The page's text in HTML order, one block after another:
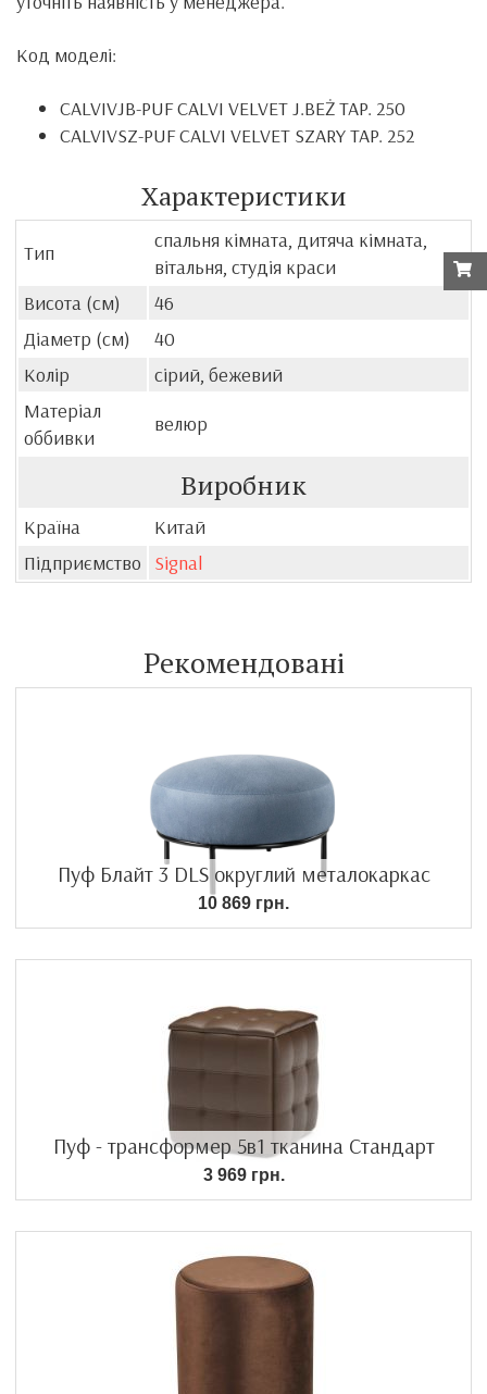
Код моделі:
CALVIVJB-PUF CALVI VELVET J.BEŻ TAP. 250
CALVIVSZ-PUF CALVI VELVET SZARY TAP. 252
Характеристики
Тип
спальня кімната, дитяча кімната,
вітальня, студія краси
Висота (см)
46
Діаметр (см)
40
Колір
сірий, бежевий
Матеріал
оббивки
велюр
Виробник
Країна
Китай
Підприємство
Signal
Рекомендовані
Пуф Блайт 3 DLS округлий металокаркас
10 869 грн.
Пуф - трансформер 5в1 тканина Стандарт
3 969 грн.